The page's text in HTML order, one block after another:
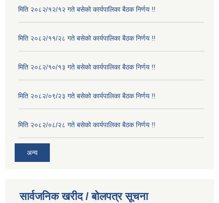
मिति २०८२/१२/१२ गते बसेको कार्यपालिका बैठक निर्णय !!
मिति २०८२/११/२८ गते बसेको कार्यपालिका बैठक निर्णय !!
मिति २०८२/१०/१३ गते बसेको कार्यपालिका बैठक निर्णय !!
मिति २०८२/०९/२३ गते बसेको कार्यपालिका बैठक निर्णय !!
मिति २०८२/०८/२८ गते बसेको कार्यपालिका बैठक निर्णय !!
अन्य
सार्वजनिक खरीद / बोलपत्र सूचना